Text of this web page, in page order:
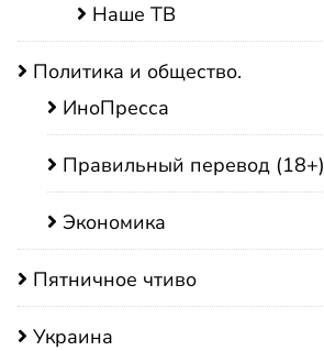
Наше ТВ
Политика и общество.
ИноПресса
Правильный перевод (18+)
Экономика
Пятничное чтиво
Украина